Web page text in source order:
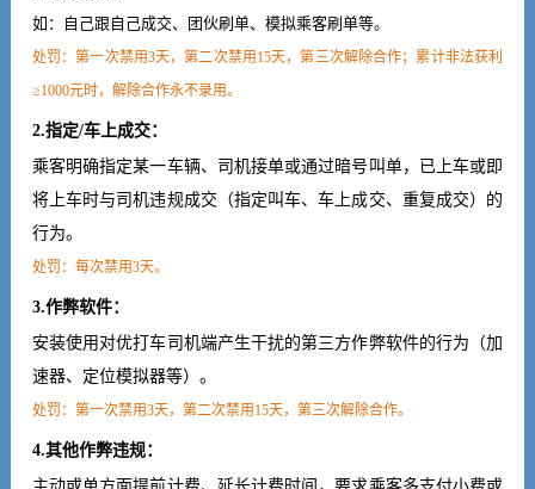
如：自己跟自己成交、团伙刷单、模拟乘客刷单等。
处罚：第一次禁用3天，第二次禁用15天，第三次解除合作； 累计非法获利
≥1000元时，解除合作永不录用。
2.指定/车上成交：
乘客明确指定某一车辆、司机接单或通过暗号叫单，已上车或即
将上车时与司机违规成交（指定叫车、车上成交、重复成交）的
行为。
处罚：每次禁用3天。
3.作弊软件：
安装使用对优打车司机端产生干扰的第三方作弊软件的行为（加
速器、定位模拟器等）。
处罚： 第一次禁用3天，第二次禁用15天，第三次解除合作。
4.其他作弊违规：